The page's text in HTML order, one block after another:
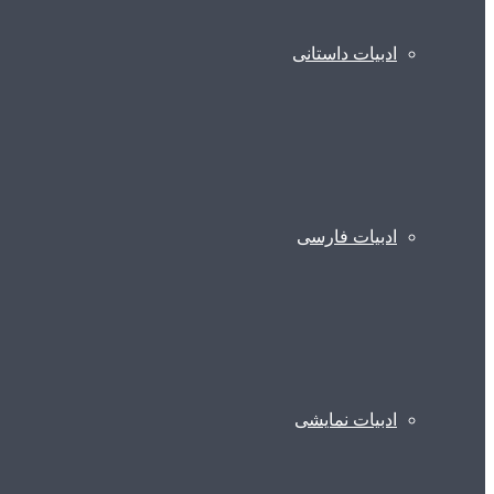
ادبیات داستانی
ادبیات فارسی
ادبیات نمایشی